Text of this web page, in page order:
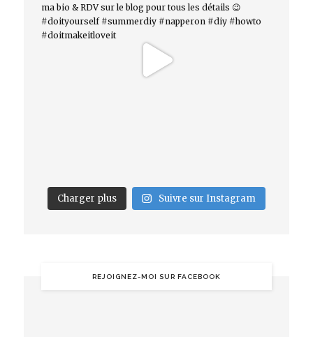
Charger plus Suivre sur Instagram
REJOIGNEZ-MOI SUR FACEBOOK